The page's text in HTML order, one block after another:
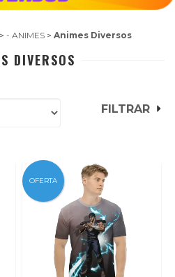
> - ANIMES > Animes Diversos
DIVERSOS
FILTRAR
OFERTA